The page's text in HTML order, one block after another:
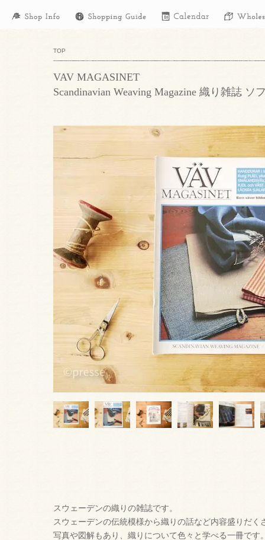
TOP
VAV MAGASINET
Scandinavian Weaving Magazine 織り雑誌 ソ
スウェーデンの織りの雑誌です。
スウェーデンの伝統模様から織りの話など内容盛りだく
写真や図解もあり、織りについて色々と学べる一冊です